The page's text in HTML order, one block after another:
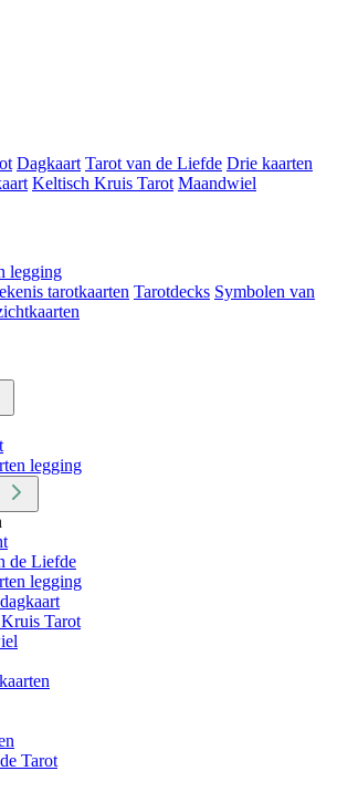
Dagkaart Tarot van de Liefde Drie kaarten
Keltisch Kruis Tarot Maandwiel
legging
tarotkaarten Tarotdecks Symbolen van
legging
de Liefde
legging
Tarot
Tarot